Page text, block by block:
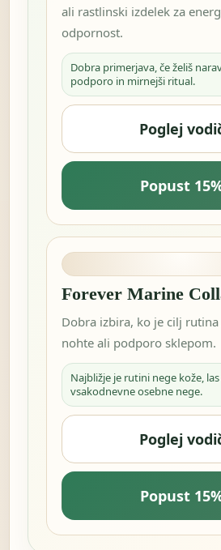
ali rastlinski izdelek za
odpornost.
Dobra primerjava, če želiš
podporo in mirnejši ritual.
Poglej
Popust
Forever Marine
Dobra izbira, ko je cilj rutina
nohte ali podporo sklepom.
Najbližje je rutini nege kože,
vsakodnevne osebne nege.
Poglej
Popust